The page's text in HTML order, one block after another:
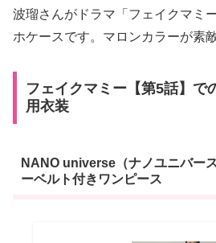
波瑠さんがドラマ「フェイクマミ
ホケースです。マロンカラーが素
フェイクマミー【第5話】で
用衣装
NANO universe（ナノユニバー
ーベルト付きワンピース